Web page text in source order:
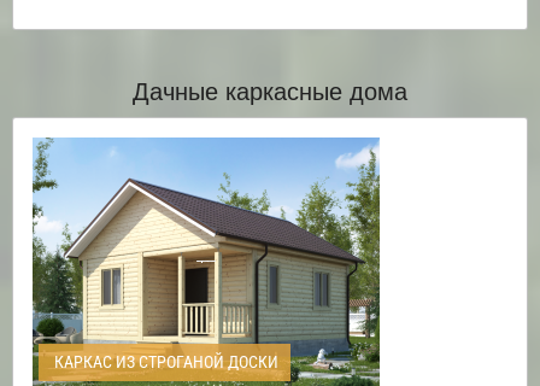
Дачные каркасные дома
КАРКАС ИЗ СТРОГАНОЙ ДОСКИ